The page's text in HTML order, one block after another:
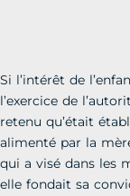
Si l’intérêt de
l’exercice de
retenu qu’était
alimenté par la
qui a visé dans les
elle fondait sa